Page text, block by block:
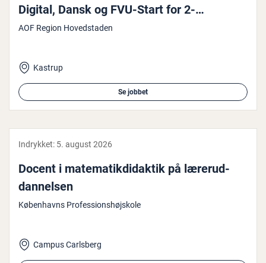
Digital, Dansk og FVU-Start for 2-
sprogede) samt OBU (ord­blin­de­un­der­vis­
AOF Region Hovedstaden
Kastrup
Se jobbet
Indrykket: 5. august 2026
Docent i ma­te­ma­tik­di­dak­tik på læ­rer­ud­
dan­nel­sen
Københavns Professionshøjskole
Campus Carlsberg